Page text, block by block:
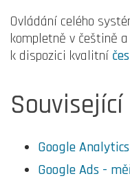
Ovládání celého
kompletně v češtině
k dispozici kvalitní
Google
Google Ads -